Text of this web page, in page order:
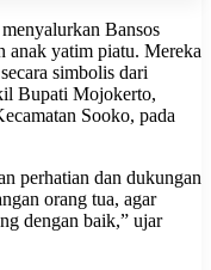
Bansos
anak yatim piatu. Mereka
simbolis dari
Bupati Mojokerto,
Sooko, pada
perhatian dan dukungan
orang tua, agar
dengan baik,” ujar